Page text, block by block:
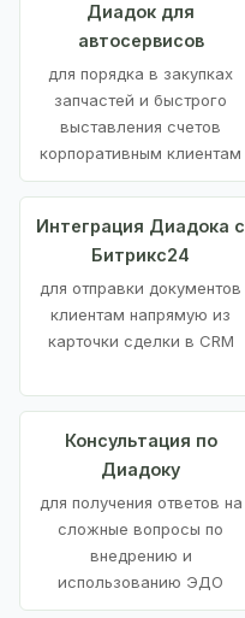
Диадок для
автосервисов
для порядка в закупках
запчастей и быстрого
выставления счетов
корпоративным клиентам
Интеграция Диадока с
Битрикс24
для отправки документов
клиентам напрямую из
карточки сделки в CRM
Консультация по
Диадоку
для получения ответов на
сложные вопросы по
внедрению и
использованию ЭДО